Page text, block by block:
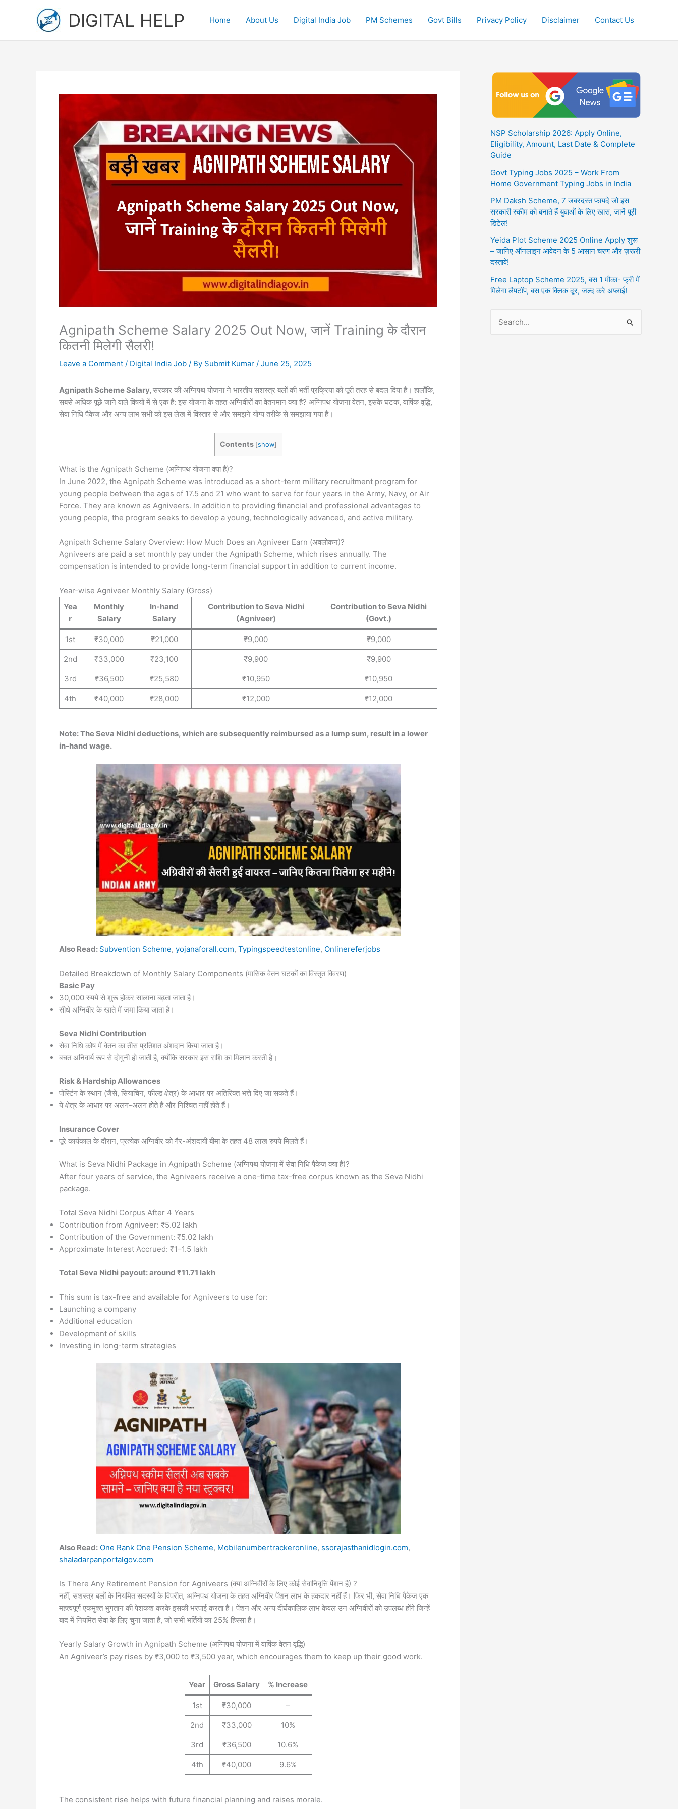
DIGITAL HELP Home About Us Digital India Job PM Schemes Govt Bills Privacy Policy Disclaimer Contact Us
Agnipath Scheme Salary 2025 Out Now, जानें Training के दौरान
कितनी मिलेगी सैलरी!
Leave a Comment / Digital India Job / By Submit Kumar / June 25, 2025
Agnipath Scheme Salary,सरकार की अग्निपथ योजना ने भारतीय सशस्त्र बलों की भर्ती प्रक्रिया को पूरी तरह से बदल दिया है। हालाँकि,
सबसे अधिक पूछे जाने वाले विषयों में से एक है: इस योजना के तहत अग्निवीरों का वेतनमान क्या है? अग्निपथ योजना वेतन, इसके घटक, वार्षिक वृद्धि,
सेवा निधि पैकेज और अन्य लाभ सभी को इस लेख में विस्तार से और समझने योग्य तरीके से समझाया गया है।
Contents [show]
What is the Agnipath Scheme (अग्निपथ योजना क्या है)?
In June 2022, the Agnipath Scheme was introduced as a short-term military recruitment program for
young people between the ages of 17.5 and 21 who want to serve for four years in the Army, Navy, or Air
Force. They are known as Agniveers. In addition to providing financial and professional advantages to
young people, the program seeks to develop a young, technologically advanced, and active military.
Agnipath Scheme Salary Overview: How Much Does an Agniveer Earn (अवलोकन)?
Agniveers are paid a set monthly pay under the Agnipath Scheme, which rises annually. The
compensation is intended to provide long-term financial support in addition to current income.
Year-wise Agniveer Monthly Salary (Gross)
Yea
r
Monthly
Salary
In-hand
Salary
Contribution to Seva Nidhi
(Agniveer)
Contribution to Seva Nidhi
(Govt.)
1st ₹30,000 ₹21,000 ₹9,000 ₹9,000
2nd ₹33,000 ₹23,100 ₹9,900 ₹9,900
3rd ₹36,500 ₹25,580 ₹10,950 ₹10,950
4th ₹40,000 ₹28,000 ₹12,000 ₹12,000
Note: The Seva Nidhi deductions, which are subsequently reimbursed as a lump sum, result in a lower
in-hand wage.
Also Read: Subvention Scheme, yojanaforall.com, Typingspeedtestonline, Onlinereferjobs
Detailed Breakdown of Monthly Salary Components (मासिक वेतन घटकों का विस्तृत विवरण)
Basic Pay
30,000 रुपये से शुरू होकर सालाना बढ़ता जाता है।
सीधे अग्निवीर के खाते में जमा किया जाता है।
Seva Nidhi Contribution
सेवा निधि कोष में वेतन का तीस प्रतिशत अंशदान किया जाता है।
बचत अनिवार्य रूप से दोगुनी हो जाती है, क्योंकि सरकार इस राशि का मिलान करती है।
Risk & Hardship Allowances
पोस्टिंग के स्थान (जैसे, सियाचिन, फील्ड क्षेत्र) के आधार पर अतिरिक्त भत्ते दिए जा सकते हैं।
ये क्षेत्र के आधार पर अलग-अलग होते हैं और निश्चित नहीं होते हैं।
Insurance Cover
पूरे कार्यकाल के दौरान, प्रत्येक अग्निवीर को गैर-अंशदायी बीमा के तहत 48 लाख रुपये मिलते हैं।
What is Seva Nidhi Package in Agnipath Scheme (अग्निपथ योजना में सेवा निधि पैकेज क्या है)?
After four years of service, the Agniveers receive a one-time tax-free corpus known as the Seva Nidhi
package.
Total Seva Nidhi Corpus After 4 Years
Contribution from Agniveer: ₹5.02 lakh
Contribution of the Government: ₹5.02 lakh
Approximate Interest Accrued: ₹1–1.5 lakh
Total Seva Nidhi payout: around ₹11.71 lakh
This sum is tax-free and available for Agniveers to use for:
Launching a company
Additional education
Development of skills
Investing in long-term strategies
Also Read: One Rank One Pension Scheme, Mobilenumbertrackeronline, ssorajasthanidlogin.com,
shaladarpanportalgov.com
Is There Any Retirement Pension for Agniveers (क्या अग्निवीरों के लिए कोई सेवानिवृत्ति पेंशन है) ?
नहीं, सशस्त्र बलों के नियमित सदस्यों के विपरीत, अग्निपथ योजना के तहत अग्निवीर पेंशन लाभ के हकदार नहीं हैं। फिर भी, सेवा निधि पैकेज एक
महत्वपूर्ण एकमुश्त भुगतान की पेशकश करके इसकी भरपाई करता है। पेंशन और अन्य दीर्घकालिक लाभ केवल उन अग्निवीरों को उपलब्ध होंगे जिन्हें
बाद में नियमित सेवा के लिए चुना जाता है, जो सभी भर्तियों का 25% हिस्सा है।
Yearly Salary Growth in Agnipath Scheme (अग्निपथ योजना में वार्षिक वेतन वृद्धि)
An Agniveer’s pay rises by ₹3,000 to ₹3,500 year, which encourages them to keep up their good work.
Year Gross Salary % Increase
1st ₹30,000 –
2nd ₹33,000 10%
3rd ₹36,500 10.6%
4th ₹40,000 9.6%
The consistent rise helps with future financial planning and raises morale.
NSP Scholarship 2026: Apply Online,
Eligibility, Amount, Last Date & Complete
Guide
Govt Typing Jobs 2025 – Work From
Home Government Typing Jobs in India
PM Daksh Scheme, 7 जबरदस्त फायदे जो इस
सरकारी स्कीम को बनाते हैं युवाओं के लिए खास, जानें पूरी
डिटेल!
Yeida Plot Scheme 2025 Online Apply शुरू
– जानिए ऑनलाइन आवेदन के 5 आसान चरण और ज़रूरी
दस्तावे!
Free Laptop Scheme 2025, बस 1 मौका- फ्री में
मिलेगा लैपटॉप, बस एक क्लिक दूर, जल्द करे अप्लाई!